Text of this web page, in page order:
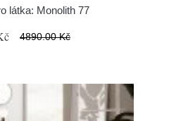
látka: Monolith 77
4890.00 Kč